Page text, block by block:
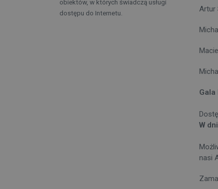
obiektów, w których świadczą usługi
dostępu do Internetu.
Artur
Gala
W
nasi